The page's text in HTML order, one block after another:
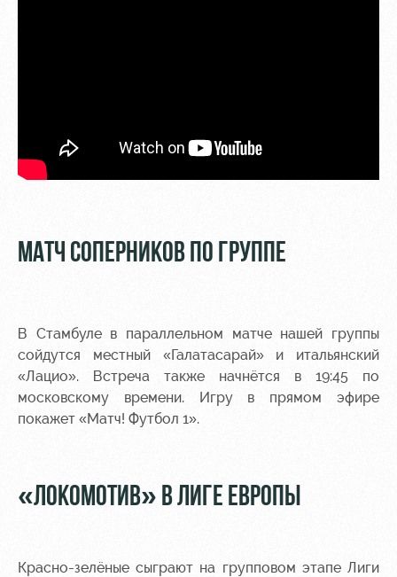
МАТЧ СОПЕРНИКОВ ПО ГРУППЕ
В Стамбуле в параллельном матче нашей группы
сойдутся местный «Галатасарай» и итальянский
«Лацио». Встреча также начнётся в 19:45 по
московскому времени. Игру в прямом эфире
покажет «Матч! Футбол 1».
«ЛОКОМОТИВ» В ЛИГЕ ЕВРОПЫ
Красно-зелёные сыграют на групповом этапе Лиги